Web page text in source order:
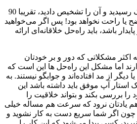
وقتی به یک مشکل دردناک رسیدید و آن را تشخیص دادید، تقریبا 90
یا راحت نخواهد بود! پس اگر می‌خواهید
باشد، باید راه‌حل خلاقانه‌ای ارائه
اکثر مشکلاتی که دور و بر خودتان
اما مشکل این راه‌حل ها این است که
از مد افتاده‌اند و جوابگو نیستند. به
استار آپ موفق باید داشته باشد این
بررسی بکند و بتواند خلاقیت را
هم یادتان نرود که سرعت هم مساله خیلی
اگر شما سریع دست به کار نشوید و